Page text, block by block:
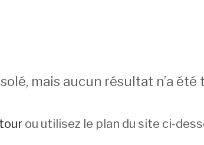
mais aucun résultat n’a
ou utilisez le plan du site ci-